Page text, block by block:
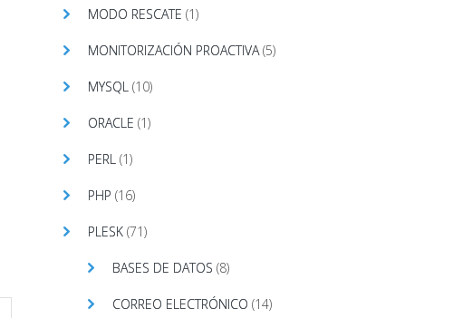
MODO RESCATE (1)
MONITORIZACIÓN PROACTIVA(5)
MYSQL (10)
ORACLE (1)
PERL (1)
PHP (16)
PLESK (71)
BASES DE DATOS (8)
CORREO ELECTRÓNICO (14)